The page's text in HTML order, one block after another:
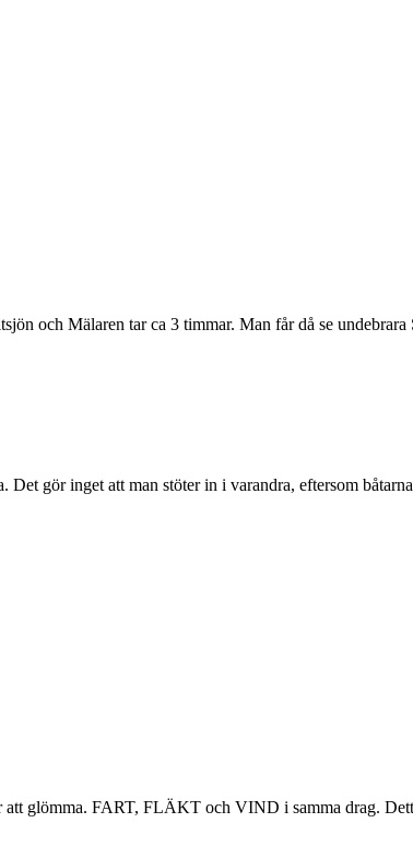
och Mälaren tar ca 3 timmar. Man får då se undebrara
gör inget att man stöter in i varandra, eftersom
att glömma. FART, FLÄKT och VIND i samma drag.